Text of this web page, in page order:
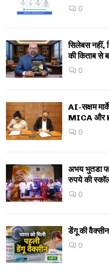
0
सिलेबस नहीं,
की किताब से
0
AI-सक्षम
MICA और
0
अभय भुतडा
रुपये की
0
डेंगू की
0